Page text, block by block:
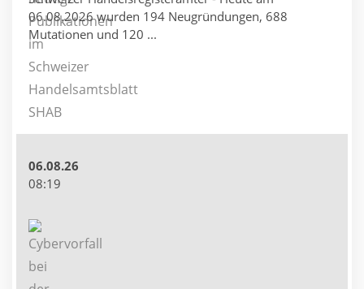
06.08.2026 wurden 194 Neugründungen, 688
Mutationen und 120 ...
06.08.26
08:19